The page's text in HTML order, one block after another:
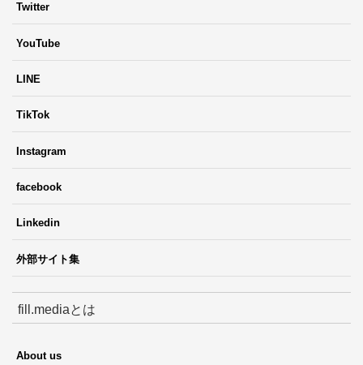
Twitter
YouTube
LINE
TikTok
Instagram
facebook
Linkedin
外部サイト集
fill.mediaとは
About us